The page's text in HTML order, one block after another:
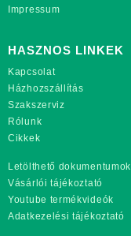
Impressum
HASZNOS LINKEK
Kapcsolat
Házhozszállítás
Szakszerviz
Rólunk
Cikkek
Letölthető dokumentumok
Vásárlói tájékoztató
Youtube termékvideók
Adatkezelési tájékoztató